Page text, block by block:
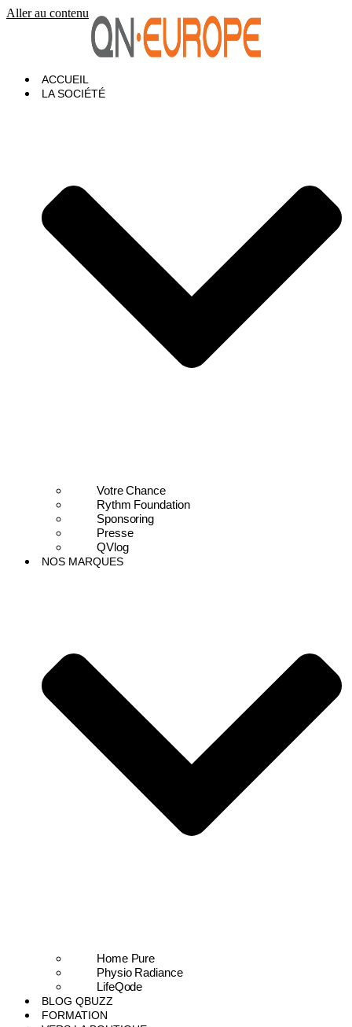
Aller au contenu
ACCUEIL
LA SOCIÉTÉ
Votre Chance
Rythm Foundation
Sponsoring
Presse
QVlog
NOS MARQUES
Home Pure
Physio Radiance
LifeQode
BLOG QBUZZ
FORMATION